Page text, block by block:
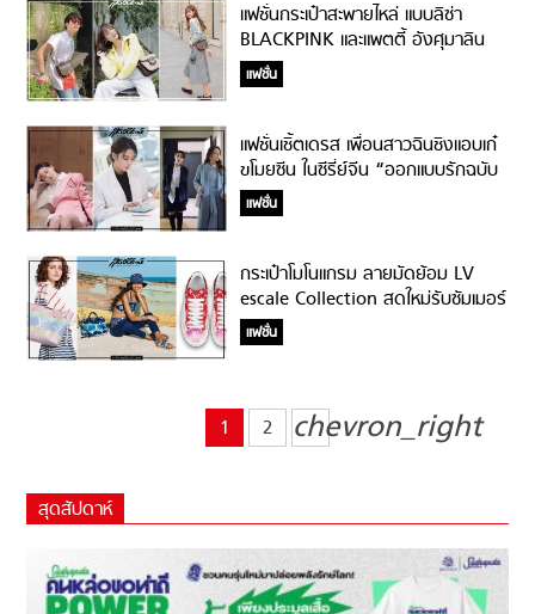
แฟชั่นกระเป๋าสะพายไหล่ แบบลิซ่า
BLACKPINK และแพตตี้ อังศุมาลิน
แฟชั่น
แฟชั่นเชิ้ตเดรส เพื่อนสาวฉินชิงแอบเก๋
ขโมยซีน ในซีรี่ย์จีน “ออกแบบรักฉบับ
พิเศษ”
แฟชั่น
กระเป๋าโมโนแกรม ลายมัดย้อม LV
escale Collection สดใหม่รับซัมเมอร์
แฟชั่น
1 2 chevron_right
สุดสัปดาห์